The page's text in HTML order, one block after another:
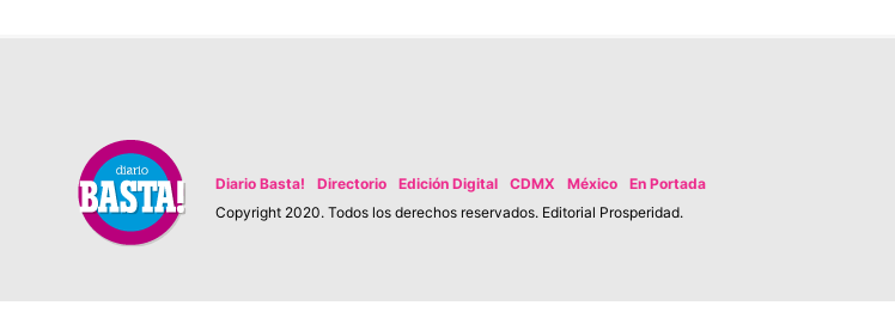
Diario Basta! Directorio Edición Digital CDMX México
En Portada
Copyright 2020. Todos los derechos reservados. Editorial Prosperidad.